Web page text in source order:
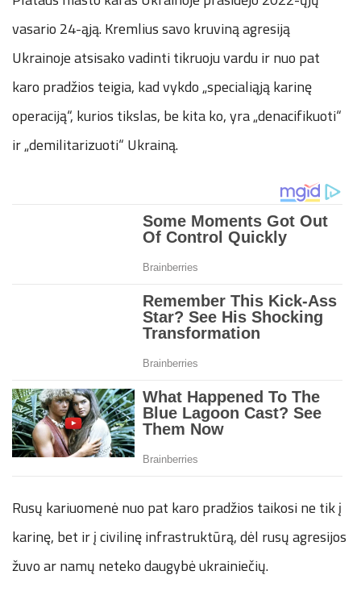
vasario 24-ąją. Kremlius savo kruviną agresiją
Ukrainoje atsisako vadinti tikruoju vardu ir nuo pat
karo pradžios teigia, kad vykdo „specialiąją karinę
operaciją“, kurios tikslas, be kita ko, yra „denacifikuoti“
ir „demilitarizuoti“ Ukrainą.
Rusų kariuomenė nuo pat karo pradžios taikosi ne tik į
karinę, bet ir į civilinę infrastruktūrą, dėl rusų agresijos
žuvo ar namų neteko daugybė ukrainiečių.